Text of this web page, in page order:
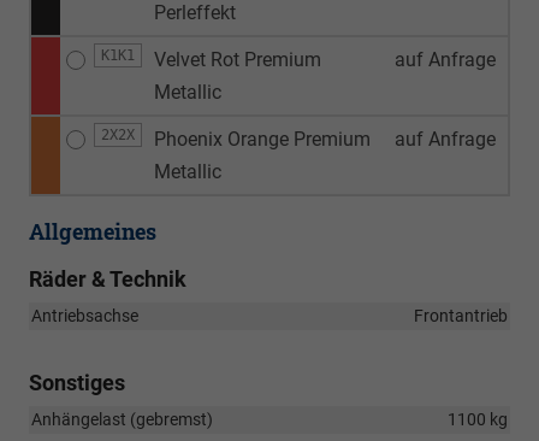
Perleffekt
K1K1
Velvet Rot Premium
Metallic
auf Anfrage
2X2X
Phoenix Orange Premium
Metallic
auf Anfrage
Allgemeines
Räder & Technik
Antriebsachse Frontantrieb
Sonstiges
Anhängelast (gebremst)
1100 kg